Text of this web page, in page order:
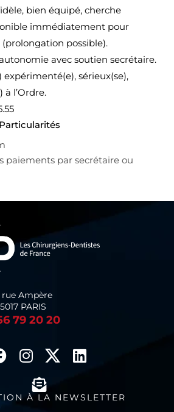
bien équipé, cherche
immédiatement pour
possible).
avec soutien secrétaire.
expérimenté(e), sérieux(se),
à l’Ordre.
paiements par secrétaire ou
rue Ampère
PARIS
79 20 20
À LA NEWSLETTER